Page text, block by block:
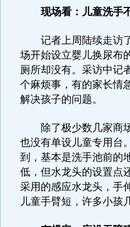
现场看：儿童洗手
记者上周陆续走访了
场开始设立婴儿换尿布
厕所却没有。采访中记
个麻烦事，有的家长情
解决孩子的问题。
除了极少数几家商场
也没有单设儿童专用台
到，基本是洗手池前的
低，但水龙头的设置点
采用的感应水龙头，手
儿童手臂短，许多小孩